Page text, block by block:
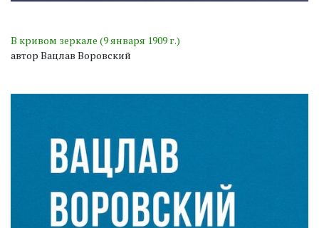
В кривом зеркале (9 января 1909 г.)
автор Вацлав Воровский